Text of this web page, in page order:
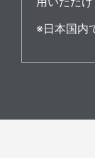
※日本国内